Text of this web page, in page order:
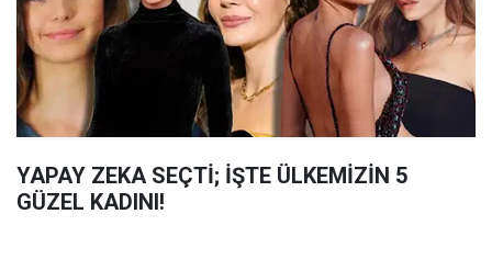
YAPAY ZEKA SEÇTİ; İŞTE ÜLKEMİZİN 5
GÜZEL KADINI!